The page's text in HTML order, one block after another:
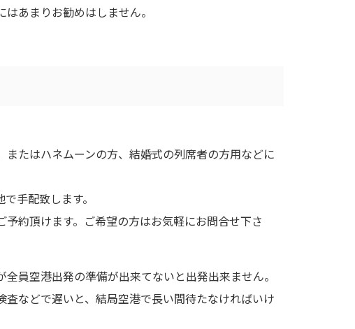
あまりお勧めはしません。
たはハネムーンの方、結婚式の列席者の方用などに
手配致します。
約頂けます。ご希望の方はお気軽にお問合せ下さ
員空港出発の準備が出来てないと出発出来ません。
などで遅いと、結局空港で長い間待たなければいけ